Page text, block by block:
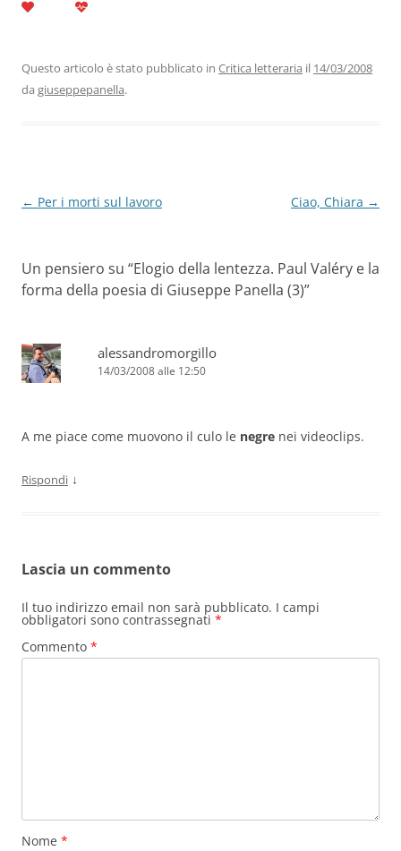
b
o
dI
n
A a vi
Questo articolo è stato pubblicato in Critica letteraria il 14/03/2008
da giuseppepanella.
Navigazione
← Per i morti sul lavoro Ciao, Chiara →
Un pensiero su “Elogio della lentezza. Paul Valéry e la
forma della poesia di Giuseppe Panella (3)”
alessandromorgillo
14/03/2008 alle 12:50
A me piace come muovono il culo le negre nei videoclips.
Rispondi ↓
Lascia un commento
Il tuo indirizzo email non sarà pubblicato. I campi
obbligatori sono contrassegnati *
Commento *
Nome *